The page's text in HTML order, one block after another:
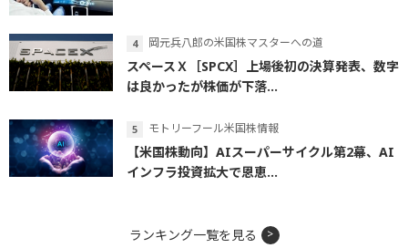
岡元兵八郎の米国株マスターへの道
スペースＸ［SPCX］上場後初の決算発表、数字
は良かったが株価が下落...
モトリーフール米国株情報
【米国株動向】AIスーパーサイクル第2幕、AI
インフラ投資拡大で恩恵...
ランキング一覧を見る